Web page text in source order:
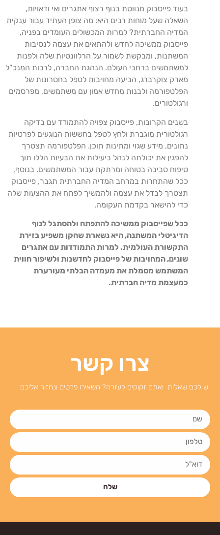
בעוד פייסבוק מנווטת בנוף רצוף אתגרים ואי ודאויות,
השאלה שעל מוחות רבים היא: מה צופן העתיד עבור ענקית
המדיה החברתית? למרות המכשולים העומדים בפניה,
פייסבוק ממשיכה לחדש ולהתאים את עצמה לנסיבות
המשתנות, ומבקשת לשמור על הרלוונטיות שלה ולפנות
למשתמשים ברחבי העולם. הנהגת החברה, לרבות המנכ"ל
מארק צוקרברג, הביעה מחויבות לטפל בחסרונות של
הפלטפורמה ולבנות מחדש אמון עם משתמשים, מפרסמים
ורגולטורים.
בשנים הקרובות, פייסבוק צפויה להתמודד עם בדיקה
רגולטורית מוגברת ולחץ לטפל בחששות הנוגעים לפרטיות
נתונים, מידע שגוי ומתינות תוכן. הפלטפורמה תצטרך
להפגין את יכולתה לנהל ביעילות את הבעיות הללו תוך
טיפוח סביבה בטוחה ומרתקת עבור המשתמשים. בנוסף,
ככל שהתחרות במרחב המדיה החברתית תגבר, פייסבוק
תצטרך לבדל את עצמה ולהמשיך לפתח את ההצעות שלה
כדי להישאר בקדמת העקומה.
ככל שפייסבוק ממשיכה להתפתח ולהסתגל לנוף
הדיגיטלי המשתנה, היא נשארת שחקן משפיע בזירת
התקשורת העולמית. למרות התמודדות עם אתגרים
שונים, המחויבות של פייסבוק לחדשנות ולשיפור חווית
המשתמש מסמלת את מעמדה הבלתי מעורערת
כמעצמת מדיה חברתית.
צרו קשר
יש לכם שאלות ואתם זקוקים לעזרה? השאירו פרטים ונחזור אליכם
שלח